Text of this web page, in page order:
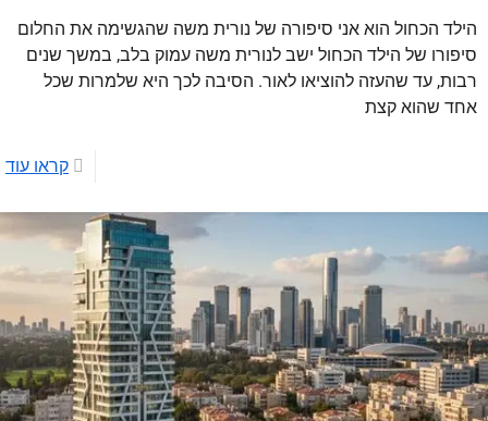
הילד הכחול הוא אני סיפורה של נורית משה שהגשימה את החלום
סיפורו של הילד הכחול ישב לנורית משה עמוק בלב, במשך שנים
רבות, עד שהעזה להוציאו לאור. הסיבה לכך היא שלמרות שכל
אחד שהוא קצת
קראו עוד